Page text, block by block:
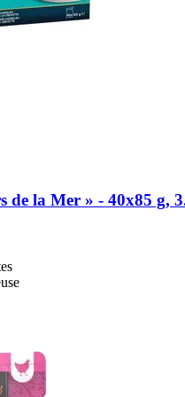
de la Mer » -​ 40x85 g,